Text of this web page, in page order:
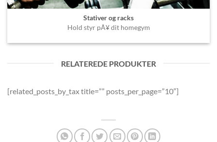
Stativer og racks
Hold styr pÃ¥ dit homegym
RELATEREDE PRODUKTER
[related_posts_by_tax title=”” posts_per_page=”10″]